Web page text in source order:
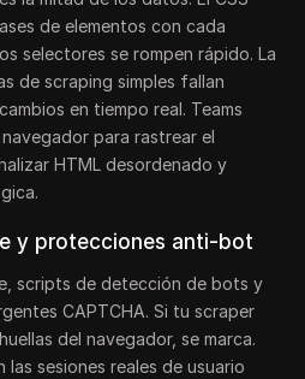
de elementos con cada
selectores se rompen rápido. La
de scraping simples fallan
en tiempo real. Teams
para rastrear el
HTML desordenado y
y protecciones anti-bot
scripts de detección de bots y
CAPTCHA. Si tu scraper
del navegador, se marca.
las sesiones reales de usuario